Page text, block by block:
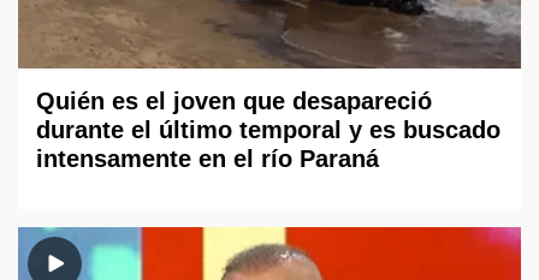
Quién es el joven que desapareció
durante el último temporal y es buscado
intensamente en el río Paraná